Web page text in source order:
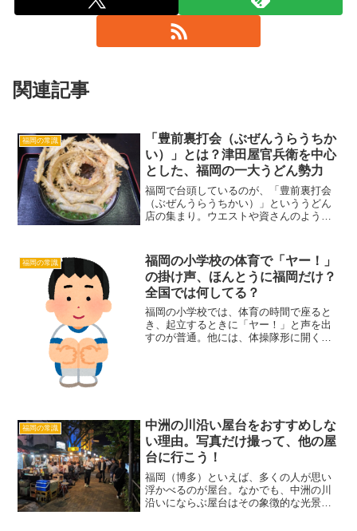
関連記事
福岡の常識
「豊前裏打会（ぶぜんうらうちか
い）」とは？津田屋官兵衛を中心
とした、福岡の一大うどん勢力
福岡で台頭しているのが、「豊前裏打会
（ぶぜんうらうちかい）」といううどん
店の集まり。ウエストや資さんのような
店の集合体です。豊前裏打会に名を連ね
る店は、基本的に麺・ダシ・...
福岡の常識
福岡の小学校の体育で「ヤー！」
の掛け声、ほんとうに福岡だけ？
全国では何してる？
福岡の小学校では、体育の時間で座ると
き、起立するときに「ヤー！」と声を出
すのが普通。他には、体操隊形に開くと
福岡の常識
中洲の川沿い屋台をおすすめしな
い理由。写真だけ撮って、他の屋
台に行こう！
福岡（博多）といえば、多くの人が思い
浮かべるのが屋台。なかでも、中洲の川
沿いにならぶ屋台はその象徴的な光景